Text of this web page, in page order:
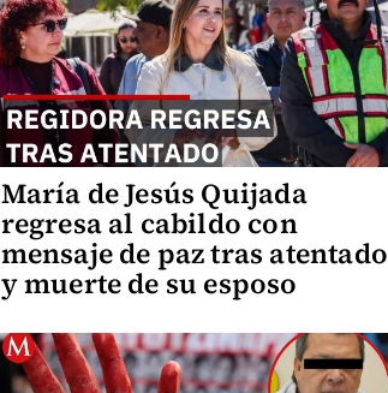
María de Jesús Quijada
regresa al cabildo con
mensaje de paz tras atentado
y muerte de su esposo